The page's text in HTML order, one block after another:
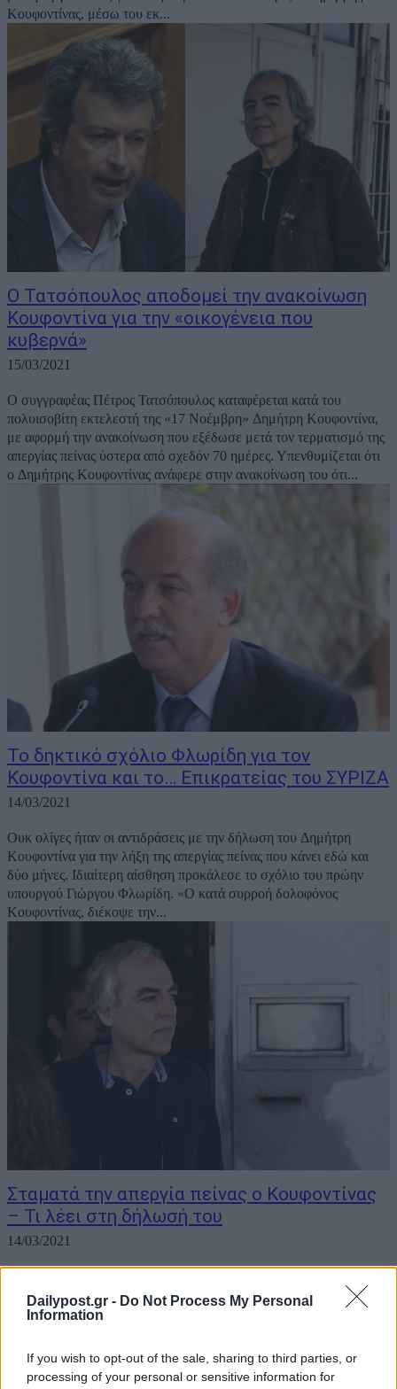
Dailypost.gr - Do Not Process My Personal
Information
If you wish to opt-out of the sale, sharing to third parties, or
processing of your personal or sensitive information for
Κουφοντίνας, μέσω του εκ...
Ο Τατσόπουλος αποδομεί την ανακοίνωση
Κουφοντίνα για την «οικογένεια που
κυβερνά»
15/03/2021
Ο συγγραφέας Πέτρος Τατσόπουλος καταφέρεται κατά του
πολυισοβίτη εκτελεστή της «17 Νοέμβρη» Δημήτρη Κουφοντίνα,
με αφορμή την ανακοίνωση που εξέδωσε μετά τον τερματισμό της
απεργίας πείνας ύστερα από σχεδόν 70 ημέρες. Υπενθυμίζεται ότι
ο Δημήτρης Κουφοντίνας ανάφερε στην ανακοίνωση του ότι...
Το δηκτικό σχόλιο Φλωρίδη για τον
Κουφοντίνα και το… Επικρατείας του ΣΥΡΙΖΑ
14/03/2021
Ουκ ολίγες ήταν οι αντιδράσεις με την δήλωση του Δημήτρη
Κουφοντίνα για την λήξη της απεργίας πείνας που κάνει εδώ και
δύο μήνες. Ιδιαίτερη αίσθηση προκάλεσε το σχόλιο του πρώην
υπουργού Γιώργου Φλωρίδη. «Ο κατά συρροή δολοφόνος
Κουφοντίνας, διέκοψε την...
Σταματά την απεργία πείνας ο Κουφοντίνας
– Τι λέει στη δήλωσή του
14/03/2021
ανακοίνωση που εξέδωσε το πρωί της Κυριακής επισημαίνοντας
πως «αυτό που γίνεται εκεί έξω είναι πολύ πιο σημαντικό από αυτό
δηλώνω...